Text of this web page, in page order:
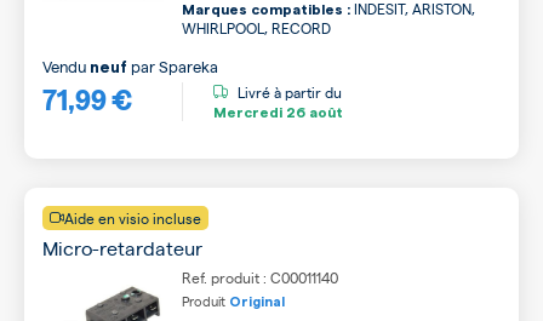
Marques compatibles : INDESIT, ARISTON,
WHIRLPOOL, RECORD
71,99 €
Vendu neuf parSpareka
Livré à partir du
Mercredi 26 août
Aide en visio incluse
Micro-retardateur
Ref. produit : C00011140
Produit Original